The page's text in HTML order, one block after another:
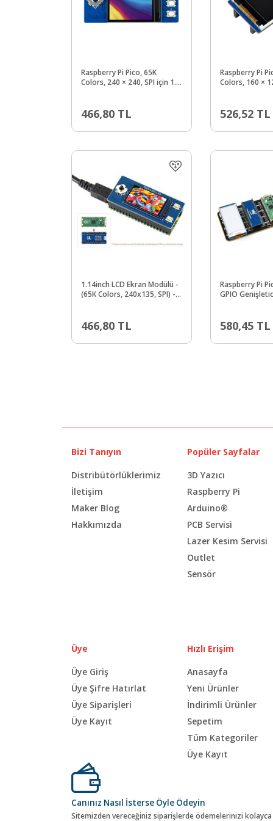
Raspberry Pi Pico, 65K
Colors, 240 × 240, SPI için 1.3
466,80 TL
Raspberry Pi
Colors, 160 ×
526,52 TL
1.14inch LCD Ekran Modülü -
(65K Colors, 240x135, SPI) -
466,80 TL
Raspberry Pi
GPIO
580,45 TL
Bizi Tanıyın
Distribütörlüklerimiz
İletişim
Maker Blog
Hakkımızda
Popüler Sayfalar
3D Yazıcı
Raspberry Pi
Arduino®
PCB Servisi
Lazer Kesim Servisi
Outlet
Sensör
Üye
Üye Giriş
Üye Şifre Hatırlat
Üye Siparişleri
Üye Kayıt
Hızlı Erişim
Anasayfa
Yeni Ürünler
İndirimli Ürünler
Sepetim
Tüm Kategoriler
Üye Kayıt
Canınız Nasıl İsterse Öyle Ödeyin
Sitemizden vereceğiniz siparişlerde ödemelerinizi kolayca